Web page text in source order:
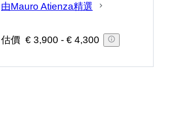
由Mauro Atienza精選
估價 € 3,900 - € 4,300